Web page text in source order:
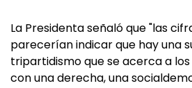
La Presidenta señaló que "las
parecerían indicar que hay una
tripartidismo que se acerca a
con una derecha, una